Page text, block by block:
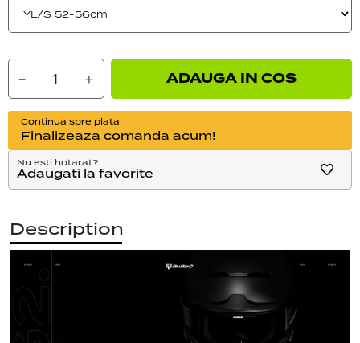
− + ADAUGA IN COS
Continua spre plata
Finalizeaza comanda acum!
Nu esti hotarat?
Adaugati la favorite
Description